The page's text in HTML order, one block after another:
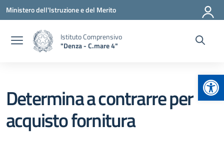
Vai ai contenuti
Vai al menu di navigazione
Vai al footer
Ministero dell'Istruzione e del Merito
Istituto Comprensivo
"Denza - C.mare 4"
Determina a contrarre per
acquisto fornitura